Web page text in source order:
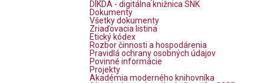
DIKDA - digitálna knižnica SNK
Dokumenty
Všetky dokumenty
Zriaďovacia listina
Etický kódex
Rozbor činnosti a hospodárenia
Pravidlá ochrany osobných údajov
Povinné informácie
Projekty
Akadémia moderného knihovníka